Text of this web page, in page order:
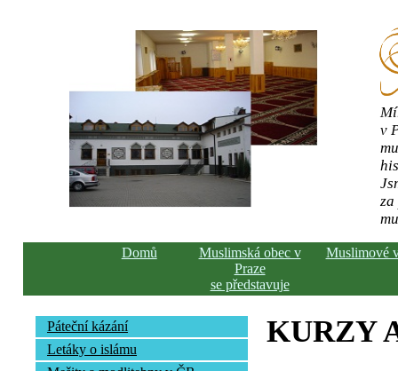
v
Domů
Muslimská obec v
Praze
se představuje
Muslimové
Páteční kázání
Letáky o islámu
KURZY